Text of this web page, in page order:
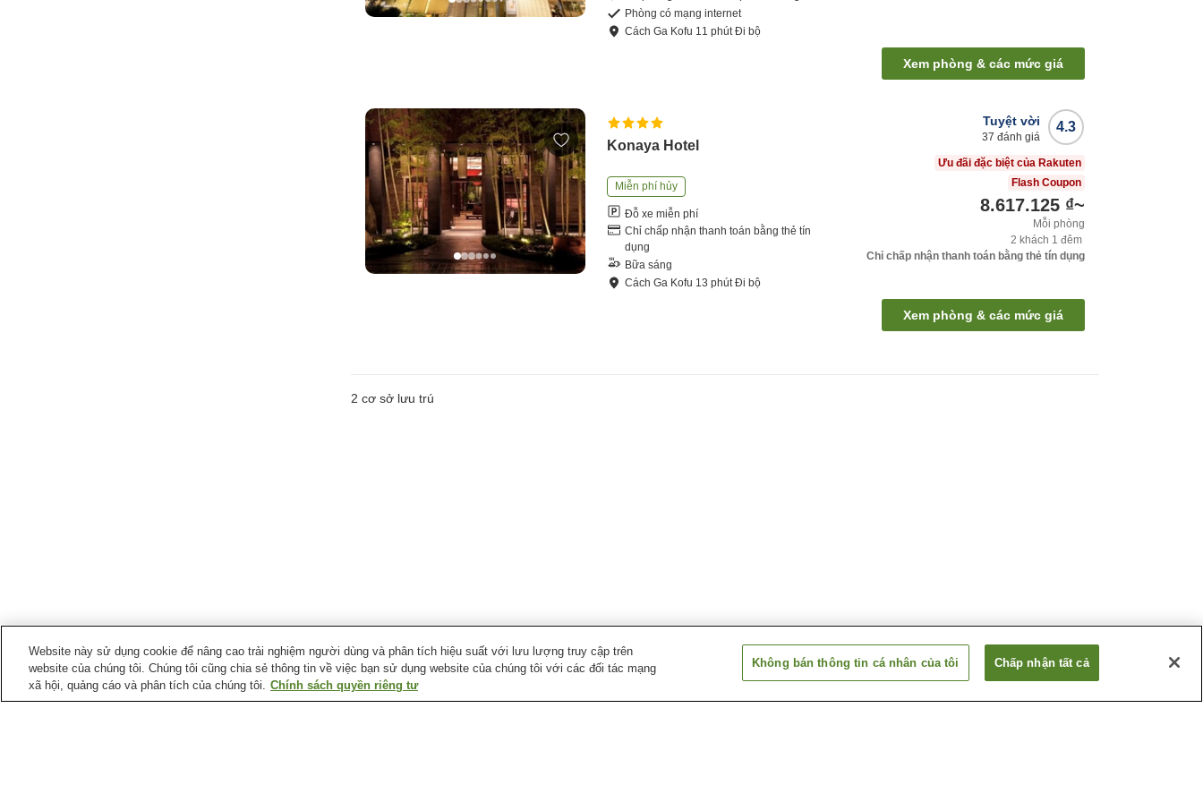
Phòng có mạng internet
CáchGa Kofu 11 phútĐi bộ
Xem phòng & các mức giá
Konaya Hotel
Miễn phí hủy
Đỗ xe miễn phí
Chỉ chấp nhận thanh toán bằng thẻ tín
dụng
Bữa sáng
CáchGa Kofu 13 phútĐi bộ
4.3
Tuyệt vời
37 đánh giá
Ưu đãi đặc biệt của Rakuten
Flash Coupon
8.617.125 ₫~
Mỗi phòng
2 khách 1 đêm
Chỉ chấp nhận thanh toán bằng thẻ tín dụng
Xem phòng & các mức giá
2 cơ sở lưu trú
Suối nước nóng tại Tỉnh Yamanashi
Website này sử dụng cookie để nâng cao trải nghiệm người dùng và phân tích hiệu suất với lưu lượng truy cập trên
website của chúng tôi. Chúng tôi cũng chia sẻ thông tin về việc bạn sử dụng website của chúng tôi với các đối tác mạng
xã hội, quảng cáo và phân tích của chúng tôi. Chính sách quyền riêng tư
Không bán thông tin cá nhân của tôi Chấp nhận tất cả